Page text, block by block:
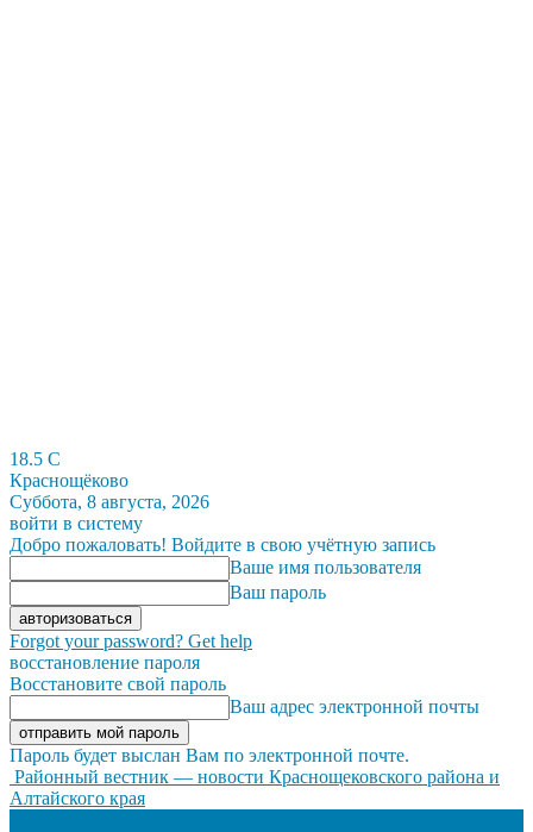
18.5 C
Краснощёково
Суббота, 8 августа, 2026
войти в систему
Добро пожаловать! Войдите в свою учётную запись
Ваше имя пользователя
Ваш пароль
Forgot your password? Get help
восстановление пароля
Восстановите свой пароль
Ваш адрес электронной почты
Пароль будет выслан Вам по электронной почте.
Районный вестник — новости Краснощековского района и
Алтайского края